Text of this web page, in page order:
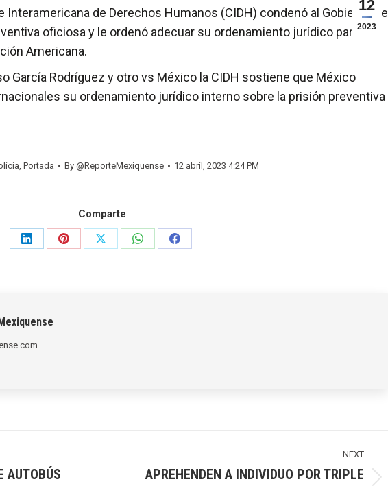
12
2023
Interamericana de Derechos Humanos (CIDH) condenó al Gobierno de
oficiosa y le ordenó adecuar su ordenamiento jurídico para
Americana.
García Rodríguez y otro vs México la CIDH sostiene que México
su ordenamiento jurídico interno sobre la prisión preventiva
, Portada By @ReporteMexiquense 12 abril, 2023 4:24 PM
Comparte
Share
Share
Share
Share
Share
AUTOBÚS
NEXT
APREHENDEN A INDIVIDUO POR TRIPLE